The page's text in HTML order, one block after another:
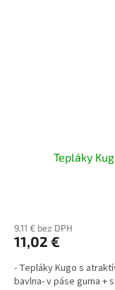
Tepláky
9,11 € bez DPH
11,02 €
- Tepláky Kugo s
bavlna- v páse guma +